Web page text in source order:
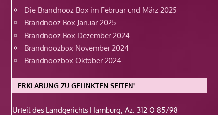
Die Brandnooz Box im Februar und März 2025
Brandnooz Box Januar 2025
Brandnooz Box Dezember 2024
Brandnoozbox November 2024
Brandnoozbox Oktober 2024
ERKLÄRUNG ZU GELINKTEN SEITEN!
Urteil des Landgerichts Hamburg, Az. 312 O 85/98